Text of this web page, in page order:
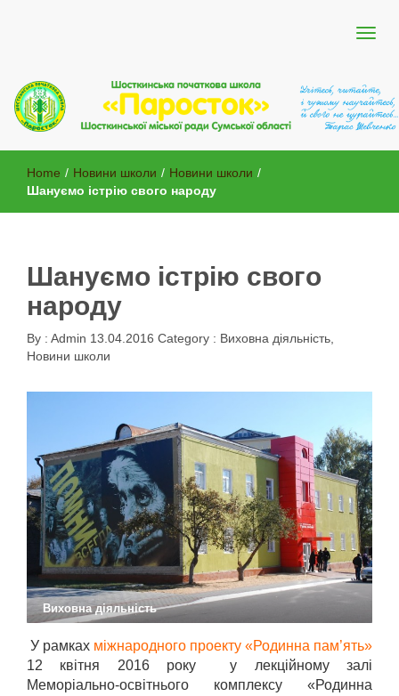
Шосткинська початкова школа
"Паросток"
Home / Новини школи / Новини школи /
Шануємо істрію свого народу
Шануємо істрію свого
народу
By : Admin 13.04.2016 Category : Виховна діяльність,
Новини школи
Виховна діяльність
У рамках міжнародного проекту «Родинна пам’ять»
12 квітня 2016 року у лекційному залі
Меморіально-освітнього комплексу «Родинна